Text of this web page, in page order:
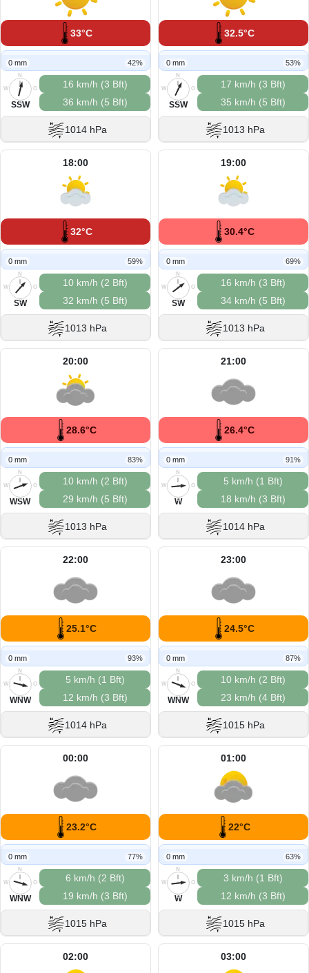
33°C
0 mm 42%
N
O
S
W
SSW
16 km/h (3 Bft)
36 km/h (5 Bft)
1014 hPa
32.5°C
0 mm 53%
N
O
S
W
SSW
17 km/h (3 Bft)
35 km/h (5 Bft)
1013 hPa
18:00
32°C
0 mm 59%
N
O
S
W
SW
10 km/h (2 Bft)
32 km/h (5 Bft)
1013 hPa
19:00
30.4°C
0 mm 69%
N
O
S
W
SW
16 km/h (3 Bft)
34 km/h (5 Bft)
1013 hPa
20:00
28.6°C
0 mm 83%
N
O
S
W
WSW
10 km/h (2 Bft)
29 km/h (5 Bft)
1013 hPa
21:00
26.4°C
0 mm 91%
N
O
S
W
W
5 km/h (1 Bft)
18 km/h (3 Bft)
1014 hPa
22:00
25.1°C
0 mm 93%
N
O
S
W
WNW
5 km/h (1 Bft)
12 km/h (3 Bft)
1014 hPa
23:00
24.5°C
0 mm 87%
N
O
S
W
WNW
10 km/h (2 Bft)
23 km/h (4 Bft)
1015 hPa
00:00
23.2°C
0 mm 77%
N
O
S
W
WNW
6 km/h (2 Bft)
19 km/h (3 Bft)
1015 hPa
01:00
22°C
0 mm 63%
N
O
S
W
W
3 km/h (1 Bft)
12 km/h (3 Bft)
1015 hPa
02:00 03:00